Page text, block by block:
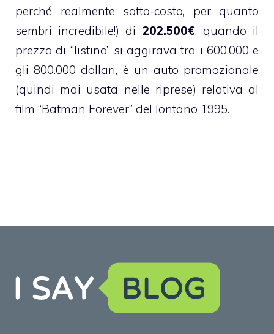
perché realmente sotto-costo, per quanto
sembri incredibile!) di 202.500€, quando il
prezzo di “listino” si aggirava tra i 600.000 e
gli 800.000 dollari, è un auto promozionale
(quindi mai usata nelle riprese) relativa al
film “Batman Forever” del lontano 1995.